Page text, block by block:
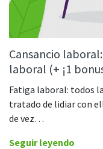
Zapier
Más información
Análisis e informes
Informes
Cansancio
laboral (+ ¡1
Fatiga laboral: todos
tratado de lidiar con
de vez…
Seguir leyendo